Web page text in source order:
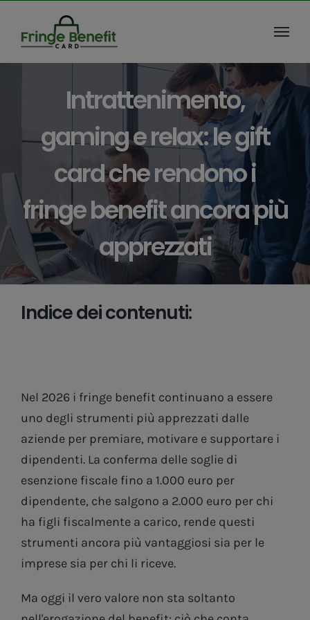
contenuto
Intrattenimento,
gaming e relax: le gift
card che rendono i
fringe benefit ancora più
apprezzati
Indice dei contenuti:
Nel 2026 i fringe benefit continuano a essere
uno degli strumenti più apprezzati dalle
aziende per premiare, motivare e supportare i
dipendenti. La conferma delle soglie di
esenzione fiscale fino a 1.000 euro per
dipendente, che salgono a 2.000 euro per chi
ha figli fiscalmente a carico, rende questi
strumenti ancora più vantaggiosi sia per le
imprese sia per chi li riceve.
Ma oggi il vero valore non sta soltanto